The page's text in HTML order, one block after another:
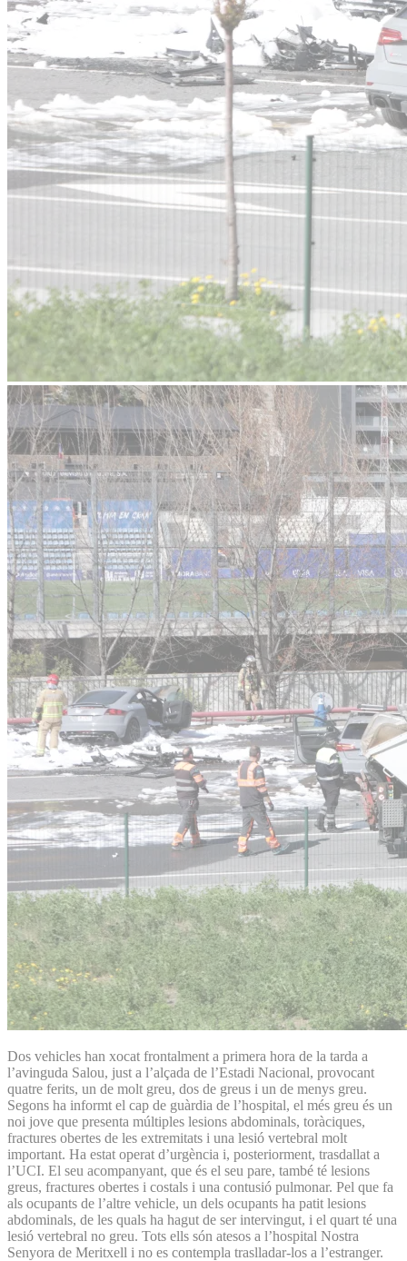
Dos vehicles han xocat frontalment a primera hora de la tarda a
l’avinguda Salou, just a l’alçada de l’Estadi Nacional, provocant
quatre ferits, un de molt greu, dos de greus i un de menys greu.
Segons ha informt el cap de guàrdia de l’hospital, el més greu és un
noi jove que presenta múltiples lesions abdominals, toràciques,
fractures obertes de les extremitats i una lesió vertebral molt
important. Ha estat operat d’urgència i, posteriorment, trasdallat a
l’UCI. El seu acompanyant, que és el seu pare, també té lesions
greus, fractures obertes i costals i una contusió pulmonar. Pel que fa
als ocupants de l’altre vehicle, un dels ocupants ha patit lesions
abdominals, de les quals ha hagut de ser intervingut, i el quart té una
lesió vertebral no greu. Tots ells són atesos a l’hospital Nostra
Senyora de Meritxell i no es contempla traslladar-los a l’estranger.